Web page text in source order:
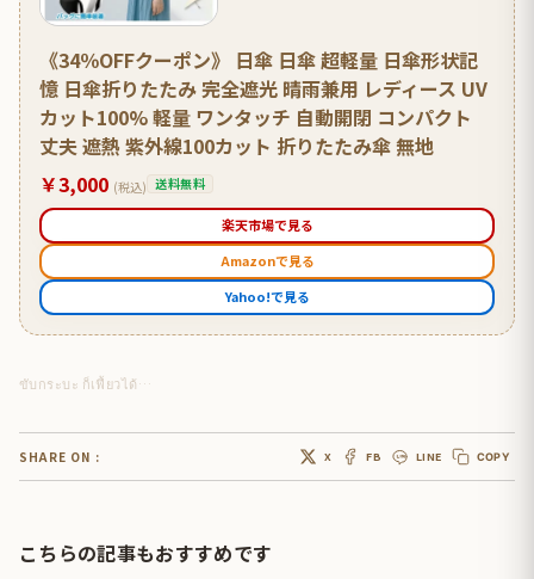
《34％OFFクーポン》 日傘 日傘 超軽量 日傘形状記
憶 日傘折りたたみ 完全遮光 晴雨兼用 レディース UV
カット100% 軽量 ワンタッチ 自動開閉 コンパクト
丈夫 遮熱 紫外線100カット 折りたたみ傘 無地
￥3,000 (税込) 送料無料
楽天市場で見る
Amazonで見る
Yahoo!で見る
ขับกระบะ ก็เฟี้ยวได้…
SHARE ON : X FB LINE COPY
こちらの記事もおすすめです